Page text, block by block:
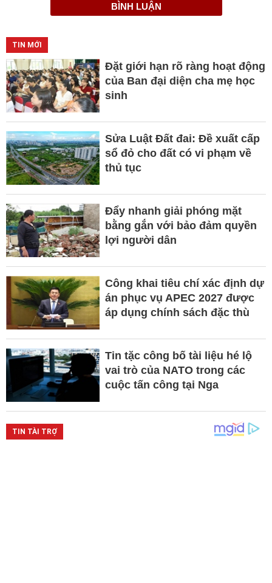
BÌNH LUẬN
TIN MỚI
Đặt giới hạn rõ ràng hoạt động
của Ban đại diện cha mẹ học
sinh
Sửa Luật Đất đai: Đề xuất cấp
sổ đỏ cho đất có vi phạm về
thủ tục
Đẩy nhanh giải phóng mặt
bằng gắn với bảo đảm quyền
lợi người dân
Công khai tiêu chí xác định dự
án phục vụ APEC 2027 được
áp dụng chính sách đặc thù
Tin tặc công bố tài liệu hé lộ
vai trò của NATO trong các
cuộc tấn công tại Nga